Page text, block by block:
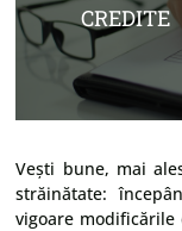
CREDITE
Vești bune, mai
străinătate:
vigoare